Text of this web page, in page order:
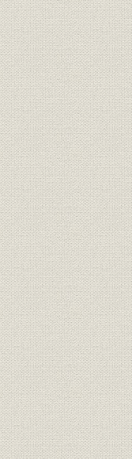
銀行;財務・業績
銀行;財務・業績
銀行;事業所
銀行;事業所
銀行;事業所
銀行;事業所
銀行
銀行
銀行;資金